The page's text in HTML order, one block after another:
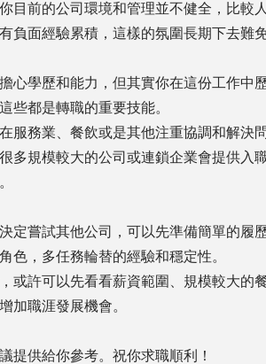
目前的公司環境和管理並不健全，比較
負面經驗累積，這樣的氛圍長期下去難
心學歷和能力，但其實你在這份工作中
些都是轉職的重要技能。
服務業、餐飲或是其他注重協調和解決
多規模較大的公司或連鎖企業會提供入
定嘗試其他公司，可以先準備簡單的履
色，多任務輪替的經驗和穩定性。
或許可以先看看薪資範圍、規模較大的
加職涯發展機會。
提供給你參考。祝你求職順利！